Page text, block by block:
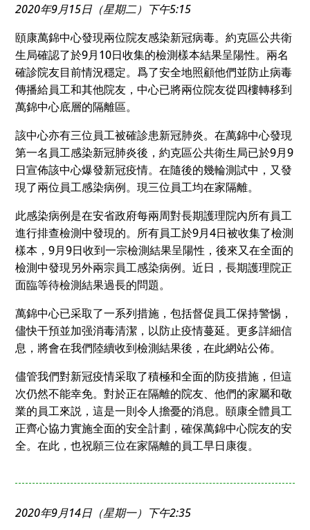
2020年9月15日（星期二）下午5:15
頤康萬錦中心發現兩位院友感染新冠病毒。約克區公共衛
生局確認了於9月10日收集的檢測樣本結果呈陽性。兩名
確診院友目前情況穩定。爲了安全地照顧他們並防止病毒
傳播給員工和其他院友，中心已將兩位院友從四樓轉移到
萬錦中心底層的隔離區。
該中心亦有三位員工被確診患新冠肺炎。在萬錦中心發現
第一名員工感染新冠肺炎後，約克區公共衛生局已於9月9
日宣佈該中心爆發新冠疫情。在隨後的幾輪測試中，又發
現了兩位員工感染病例。現三位員工均在家隔離。
此感染病例是在安省政府每兩周對長期護理院內所有員工
進行排查檢測中發現的。所有員工於9月4日被收集了檢測
樣本，9月9日收到一宗檢測結果呈陽性，後來又在全面的
檢測中發現另外兩宗員工感染病例。近日，長期護理院正
面臨等待檢測結果過長的問題。
萬錦中心已采取了一系列措施，包括督促員工保持警惕，
儘快干預並加强消毒清潔，以防止疫情蔓延。更多詳細信
息，將會在我們陸續收到檢測結果後，在此網站公佈。
儘管我們對新冠疫情采取了積極和全面的防疫措施，但這
次仍然不能幸免。對於正在隔離的院友、他們的家屬和敬
業的員工來説，這是一則令人擔憂的消息。頤康全體員工
正齊心協力實施全面的安全計劃，確保萬錦中心院友的安
全。在此，也祝願三位在家隔離的員工早日康復。
2020年9月14日（星期一）下午2:35